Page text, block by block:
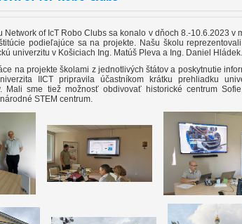
of IcT Robo Clubs sa konalo v dňoch 8.-10.6.2023 v
podieľajúce sa na projekte. Našu školu
univerzitu v Košiciach Ing. Matúš Pleva a Ing. Daniel Hládek.
na projekte školami z jednotlivých štátov a poskytnutie
IICT pripravila účastníkom
krátku prehliadku
Mali sme tiež možnosť obdivovať historické centrum
STEM centrum.